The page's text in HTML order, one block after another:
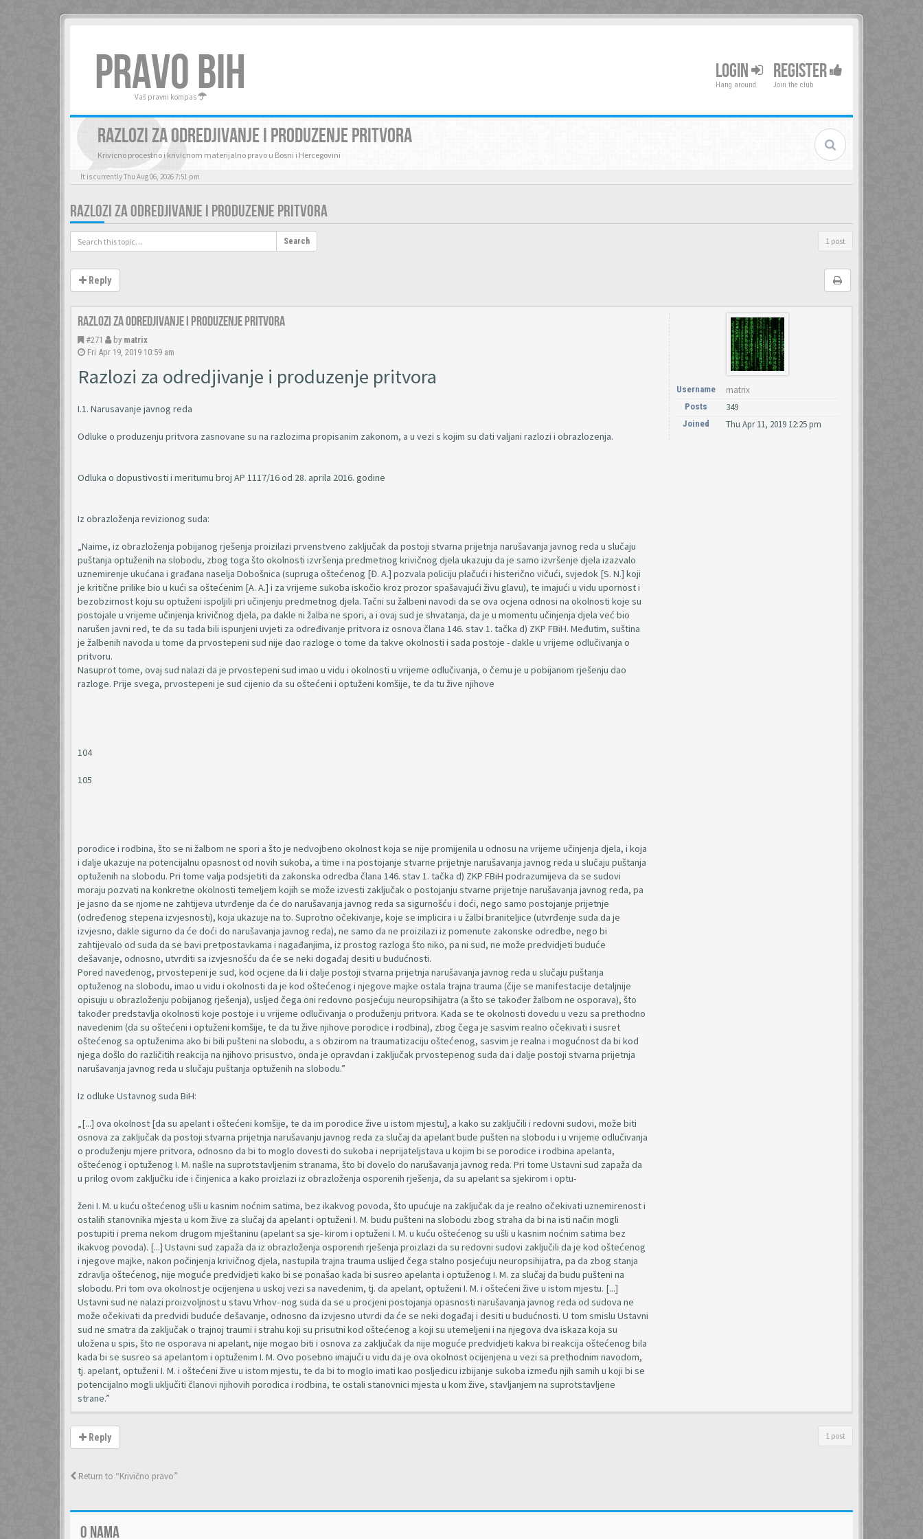
PRAVO BIH
Vaš pravni kompas
LOGIN
Hang around
REGISTER
Join the club
RAZLOZI ZA ODREDJIVANJE I PRODUZENJE PRITVORA
Krivicno procestno i krivicnom materijalno pravo u Bosni i Hercegovini
It is currently Thu Aug 06, 2026 7:51 pm
RAZLOZI ZA ODREDJIVANJE I PRODUZENJE PRITVORA
Search 1 post
Reply
Razlozi za odredjivanje i produzenje pritvora
#271 by matrix
Fri Apr 19, 2019 10:59 am
Razlozi za odredjivanje i produzenje pritvora
I.1. Narusavanje javnog reda
Odluke o produzenju pritvora zasnovane su na razlozima propisanim zakonom, a u vezi s kojim su dati valjani razlozi i obrazlozenja.
Odluka o dopustivosti i meritumu broj AP 1117/16 od 28. aprila 2016. godine
Iz obrazloženja revizionog suda:
„Naime, iz obrazloženja pobijanog rješenja proizilazi prvenstveno zaključak da postoji stvarna prijetnja narušavanja javnog reda u slučaju
puštanja optuženih na slobodu, zbog toga što okolnosti izvršenja predmetnog krivičnog djela ukazuju da je samo izvršenje djela izazvalo
uznemirenje ukućana i građana naselja Dobošnica (supruga oštećenog [Đ. A.] pozvala policiju plačući i histerično vičući, svjedok [S. N.] koji
je kritične prilike bio u kući sa oštećenim [A. A.] i za vrijeme sukoba iskočio kroz prozor spašavajući živu glavu), te imajući u vidu upornost i
bezobzirnost koju su optuženi ispoljili pri učinjenju predmetnog djela. Tačni su žalbeni navodi da se ova ocjena odnosi na okolnosti koje su
postojale u vrijeme učinjenja krivičnog djela, pa dakle ni žalba ne spori, a i ovaj sud je shvatanja, da je u momentu učinjenja djela već bio
narušen javni red, te da su tada bili ispunjeni uvjeti za određivanje pritvora iz osnova člana 146. stav 1. tačka d) ZKP FBiH. Međutim, suština
je žalbenih navoda u tome da prvostepeni sud nije dao razloge o tome da takve okolnosti i sada postoje - dakle u vrijeme odlučivanja o
pritvoru.
Nasuprot tome, ovaj sud nalazi da je prvostepeni sud imao u vidu i okolnosti u vrijeme odlučivanja, o čemu je u pobijanom rješenju dao
razloge. Prije svega, prvostepeni je sud cijenio da su oštećeni i optuženi komšije, te da tu žive njihove
104
105
porodice i rodbina, što se ni žalbom ne spori a što je nedvojbeno okolnost koja se nije promijenila u odnosu na vrijeme učinjenja djela, i koja
i dalje ukazuje na potencijalnu opasnost od novih sukoba, a time i na postojanje stvarne prijetnje narušavanja javnog reda u slučaju puštanja
optuženih na slobodu. Pri tome valja podsjetiti da zakonska odredba člana 146. stav 1. tačka d) ZKP FBiH podrazumijeva da se sudovi
moraju pozvati na konkretne okolnosti temeljem kojih se može izvesti zaključak o postojanju stvarne prijetnje narušavanja javnog reda, pa
je jasno da se njome ne zahtijeva utvrđenje da će do narušavanja javnog reda sa sigurnošću i doći, nego samo postojanje prijetnje
(određenog stepena izvjesnosti), koja ukazuje na to. Suprotno očekivanje, koje se implicira i u žalbi braniteljice (utvrđenje suda da je
izvjesno, dakle sigurno da će doći do narušavanja javnog reda), ne samo da ne proizilazi iz pomenute zakonske odredbe, nego bi
zahtijevalo od suda da se bavi pretpostavkama i nagađanjima, iz prostog razloga što niko, pa ni sud, ne može predvidjeti buduće
dešavanje, odnosno, utvrditi sa izvjesnošću da će se neki događaj desiti u budućnosti.
Pored navedenog, prvostepeni je sud, kod ocjene da li i dalje postoji stvarna prijetnja narušavanja javnog reda u slučaju puštanja
optuženog na slobodu, imao u vidu i okolnosti da je kod oštećenog i njegove majke ostala trajna trauma (čije se manifestacije detaljnije
opisuju u obrazloženju pobijanog rješenja), usljed čega oni redovno posjećuju neuropsihijatra (a što se također žalbom ne osporava), što
također predstavlja okolnosti koje postoje i u vrijeme odlučivanja o produženju pritvora. Kada se te okolnosti dovedu u vezu sa prethodno
navedenim (da su oštećeni i optuženi komšije, te da tu žive njihove porodice i rodbina), zbog čega je sasvim realno očekivati i susret
oštećenog sa optuženima ako bi bili pušteni na slobodu, a s obzirom na traumatizaciju oštećenog, sasvim je realna i mogućnost da bi kod
njega došlo do različitih reakcija na njihovo prisustvo, onda je opravdan i zaključak prvostepenog suda da i dalje postoji stvarna prijetnja
narušavanja javnog reda u slučaju puštanja optuženih na slobodu.”
Iz odluke Ustavnog suda BiH:
„[...] ova okolnost [da su apelant i oštećeni komšije, te da im porodice žive u istom mjestu], a kako su zaključili i redovni sudovi, može biti
osnova za zaključak da postoji stvarna prijetnja narušavanju javnog reda za slučaj da apelant bude pušten na slobodu i u vrijeme odlučivanja
o produženju mjere pritvora, odnosno da bi to moglo dovesti do sukoba i neprijateljstava u kojim bi se porodice i rodbina apelanta,
oštećenog i optuženog I. M. našle na suprotstavljenim stranama, što bi dovelo do narušavanja javnog reda. Pri tome Ustavni sud zapaža da
u prilog ovom zaključku ide i činjenica a kako proizlazi iz obrazloženja osporenih rješenja, da su apelant sa sjekirom i optu-
ženi I. M. u kuću oštećenog ušli u kasnim noćnim satima, bez ikakvog povoda, što upućuje na zaključak da je realno očekivati uznemirenost i
ostalih stanovnika mjesta u kom žive za slučaj da apelant i optuženi I. M. budu pušteni na slobodu zbog straha da bi na isti način mogli
postupiti i prema nekom drugom mještaninu (apelant sa sje- kirom i optuženi I. M. u kuću oštećenog su ušli u kasnim noćnim satima bez
ikakvog povoda). [...] Ustavni sud zapaža da iz obrazloženja osporenih rješenja proizlazi da su redovni sudovi zaključili da je kod oštećenog
i njegove majke, nakon počinjenja krivičnog djela, nastupila trajna trauma uslijed čega stalno posjećuju neuropsihijatra, pa da zbog stanja
zdravlja oštećenog, nije moguće predvidjeti kako bi se ponašao kada bi susreo apelanta i optuženog I. M. za slučaj da budu pušteni na
slobodu. Pri tom ova okolnost je ocijenjena u uskoj vezi sa navedenim, tj. da apelant, optuženi I. M. i oštećeni žive u istom mjestu. [...]
Ustavni sud ne nalazi proizvoljnost u stavu Vrhov- nog suda da se u procjeni postojanja opasnosti narušavanja javnog reda od sudova ne
može očekivati da predvidi buduće dešavanje, odnosno da izvjesno utvrdi da će se neki događaj i desiti u budućnosti. U tom smislu Ustavni
sud ne smatra da zaključak o trajnoj traumi i strahu koji su prisutni kod oštećenog a koji su utemeljeni i na njegova dva iskaza koja su
uložena u spis, što ne osporava ni apelant, nije mogao biti i osnova za zaključak da nije moguće predvidjeti kakva bi reakcija oštećenog bila
kada bi se susreo sa apelantom i optuženim I. M. Ovo posebno imajući u vidu da je ova okolnost ocijenjena u vezi sa prethodnim navodom,
tj. apelant, optuženi I. M. i oštećeni žive u istom mjestu, te da bi to moglo imati kao posljedicu izbijanje sukoba između njih samih u koji bi se
potencijalno mogli uključiti članovi njihovih porodica i rodbina, te ostali stanovnici mjesta u kom žive, stavljanjem na suprotstavljene
strane.”
Username matrix
Posts 349
Joined Thu Apr 11, 2019 12:25 pm
Reply 1 post
Return to “Krivično pravo”
O NAMA